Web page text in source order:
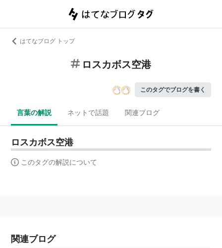
はてなブログ トップ
ロスカボス空港
このタグでブログを書く
言葉の解説 ネットで話題 関連ブログ
ロスカボス空港
このタグの解説について
関連ブログ